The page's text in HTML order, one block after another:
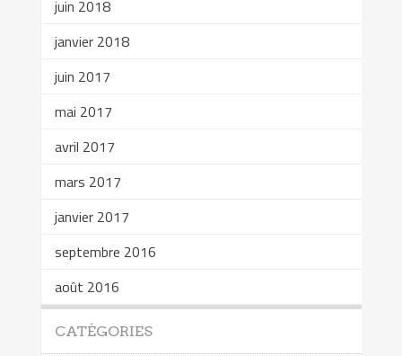
juin 2018
janvier 2018
juin 2017
mai 2017
avril 2017
mars 2017
janvier 2017
septembre 2016
août 2016
CATÉGORIES